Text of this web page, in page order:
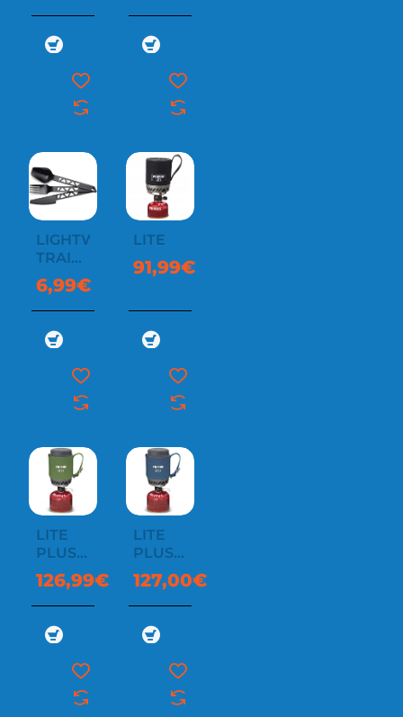
LIGHTWEIGHT
TRAIL
CUTLERY
6,99€
LITE
91,99€
LITE
PLUS
STOVE
SYSTEM
126,99€
LITE
PLUS
STOVE
SYSTEM
127,00€